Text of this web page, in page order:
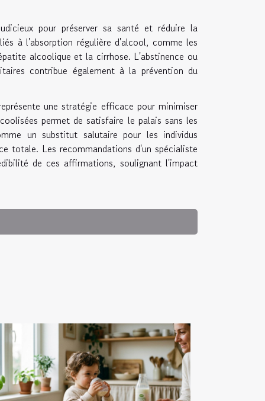
pour préserver sa santé et réduire la
à l'absorption régulière d'alcool, comme les
alcoolique et la cirrhose. L'abstinence ou
contribue également à la prévention du
une stratégie efficace pour minimiser
permet de satisfaire le palais sans les
un substitut salutaire pour les individus
totale. Les recommandations d'un spécialiste
de ces affirmations, soulignant l'impact